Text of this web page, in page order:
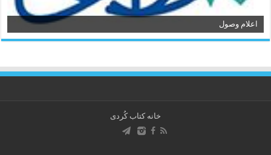
اعلام وصول
خانه کتاب كُردی